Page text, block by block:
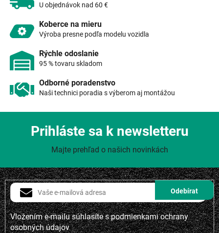
v
U objednávok nad 60 €
Koberce na mieru
Výroba presne podľa modelu vozidla
Rýchle odoslanie
95 % tovaru skladom
Odborné poradenstvo
Naši technici poradia s výberom aj montážou
Vložením e-mailu súhlasíte spodmienkami ochrany
osobných údajov
Prihláste sa k newsletteru
Majte prehľad o našich novinkách